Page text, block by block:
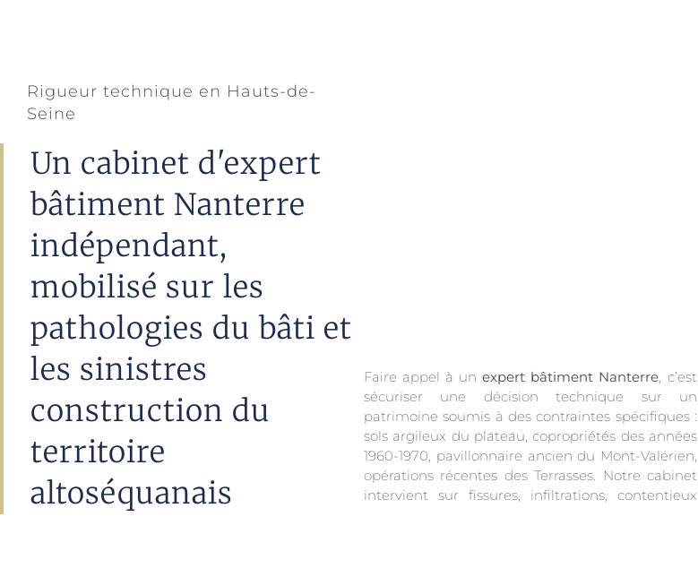
Rigueur technique en Hauts-de-
Seine
Un cabinet d'expert
bâtiment Nanterre
indépendant,
mobilisé sur les
pathologies du bâti et
les sinistres
construction du
territoire
altoséquanais
Faire appel à un expert bâtiment Nanterre, c’est
sécuriser une décision technique sur un
patrimoine soumis à des contraintes spécifiques :
sols argileux du plateau, copropriétés des années
1960-1970, pavillonnaire ancien du Mont-Valérien,
opérations récentes des Terrasses. Notre cabinet
intervient sur fissures, infiltrations, contentieux
décennaux et contre-expertises d’assurance, avec